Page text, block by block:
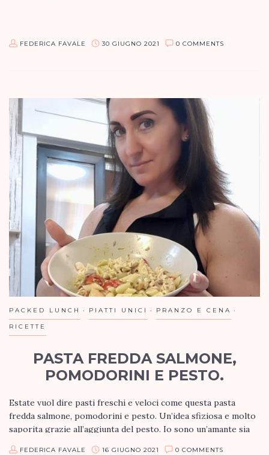
FEDERICA FAVALE 30 GIUGNO 2021 0 COMMENTS
PACKED LUNCH PIATTI UNICI PRANZO E CENA
RICETTE
PASTA FREDDA SALMONE,
POMODORINI E PESTO.
Estate vuol dire pasti freschi e veloci come questa pasta
fredda salmone, pomodorini e pesto. Un’idea sfiziosa e molto
saporita grazie all’aggiunta del pesto. Io sono un’amante sia
FEDERICA FAVALE 16 GIUGNO 2021 0 COMMENTS